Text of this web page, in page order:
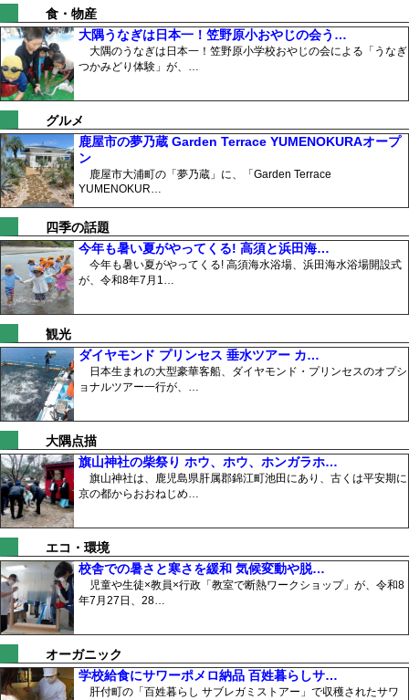
食・物産
大隅うなぎは日本一！笠野原小おやじの会う…
大隅のうなぎは日本一！笠野原小学校おやじの会による「うなぎ
つかみどり体験」が、…
グルメ
鹿屋市の夢乃蔵 Garden Terrace YUMENOKURAオープ
ン
鹿屋市大浦町の「夢乃蔵」に、「Garden Terrace
YUMENOKUR…
四季の話題
今年も暑い夏がやってくる! 高須と浜田海…
今年も暑い夏がやってくる! 高須海水浴場、浜田海水浴場開設式
が、令和8年7月1…
観光
ダイヤモンド プリンセス 垂水ツアー カ…
日本生まれの大型豪華客船、ダイヤモンド・プリンセスのオプシ
ョナルツアー一行が、…
大隅点描
旗山神社の柴祭り ホウ、ホウ、ホンガラホ…
旗山神社は、鹿児島県肝属郡錦江町池田にあり、古くは平安期に
京の都からおおねじめ…
エコ・環境
校舎での暑さと寒さを緩和 気候変動や脱…
児童や生徒×教員×行政「教室で断熱ワークショップ」が、令和8
年7月27日、28…
オーガニック
学校給食にサワーポメロ納品 百姓暮らしサ…
肝付町の「百姓暮らし サブレガミストアー」で収穫されたサワ